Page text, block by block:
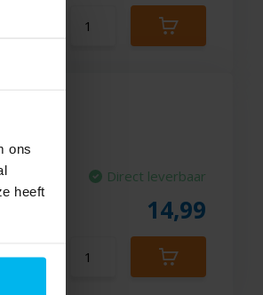
ons
heeft
Direct leverbaar
14,99